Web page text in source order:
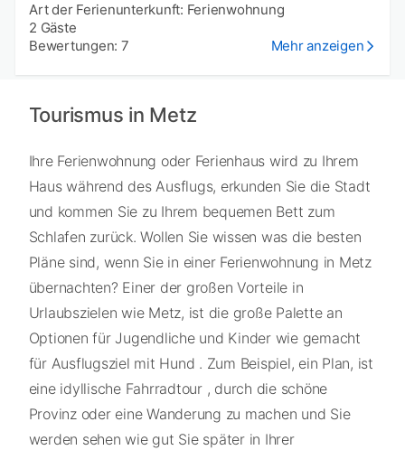
Art der Ferienunterkunft: Ferienwohnung
2 Gäste
Bewertungen: 7
Mehr anzeigen
Tourismus in Metz
Ihre Ferienwohnung oder Ferienhaus wird zu Ihrem
Haus während des Ausflugs, erkunden Sie die Stadt
und kommen Sie zu Ihrem bequemen Bett zum
Schlafen zurück. Wollen Sie wissen was die besten
Pläne sind, wenn Sie in einer Ferienwohnung in Metz
übernachten? Einer der großen Vorteile in
Urlaubszielen wie Metz, ist die große Palette an
Optionen für Jugendliche und Kinder wie gemacht
für Ausflugsziel mit Hund . Zum Beispiel, ein Plan, ist
eine idyllische Fahrradtour , durch die schöne
Provinz oder eine Wanderung zu machen und Sie
werden sehen wie gut Sie später in Ihrer